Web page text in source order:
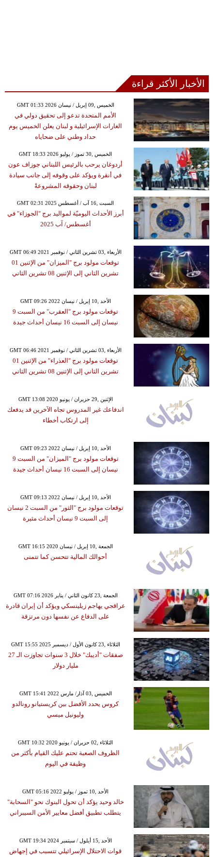
الأخبار الأكثر قراءة
GMT 01:33 2026 الخميس ,09 إبريل / نيسان
الأمم المتحدة تدعو إلى تحقيق دولي في
الغارات الإسرائيلية و لبنان يعلن الخميس يوم
حداد وطني على ضحاياه
GMT 18:33 2026 الخميس ,30 تموز / يوليو
أردوغان يرحب بالرئيس اللبناني جوزاف عون
في أنقرة ويؤكد على وقوفه إلى جانب سيادة
لبنان وحقوقه المشروعةً
GMT 02:31 2025 السبت ,16 آب / أغسطس
أبرز الأحداث اليوميّة لمواليد برج "الجوزاء" في
أغسطس/ آب 2025
GMT 06:49 2021 الأربعاء ,03 تشرين الثاني / نوفمبر
توقعات مولود برج "الميزان" من الإثنين 01
تشرين الثاني إلى الإثنين 08 تشرين الثاني
GMT 09:26 2022 الأحد ,10 إبريل / نيسان
توقعات مولود برج "العقرب" من السبت 9
نيسان إلى السبت 16 نيسان أحداث جيدة
GMT 06:46 2021 الأربعاء ,03 تشرين الثاني / نوفمبر
توقعات مولود برج "العذراء" من الإثنين 01
تشرين الثاني إلى الإثنين 08 تشرين الثاني
GMT 13:08 2020 الإثنين ,29 حزيران / يونيو
اندفاعك غير المدروس تجاه الآخرين قد يدفعك
إلى ارتكاب أخطاء
GMT 09:23 2022 الأحد ,10 إبريل / نيسان
توقعات مولود برج "الميزان" من السبت 9
نيسان إلى السبت 16 نيسان أحداث جيدة
GMT 09:13 2022 الأحد ,10 إبريل / نيسان
توقعات مولود برج "الثور" من السبت 2 نيسان
إلى السبت 9 نيسان أحداث مثيرة
GMT 16:15 2020 الجمعة ,10 إبريل / نيسان
أحوالك المالية تتحسن كما تتمنى
GMT 07:16 2026 الجمعة ,23 كانون الثاني / يناير
عراقجي يهاجم زيلينسكي ويؤكد أن إيران قادرة
على الدفاع عن نفسها دون مرتزقة
GMT 15:55 2025 الثلاثاء ,23 كانون الأول / ديسمبر
صفقات "أديبك" خلال 3 سنوات تجاوزت الـ 27
مليار دولار
GMT 15:41 2022 الخميس ,03 آذار/ مارس
كروس يحدد الأفضل بين كريستيانو رونالدو
وليونيل ميسي
GMT 10:32 2020 الثلاثاء ,02 حزيران / يونيو
الظروف الصعبة تحتم عليك القيام بأكثر من
وظيفة في اليوم
GMT 05:16 2022 الأحد ,10 تموز / يوليو
خالد وحيد يؤكد أن تحول البنوك نحو "السحابة"
يتطلب تطبيق أفضل معايير الأمن السيبراني
GMT 19:34 2024 الأحد ,15 أيلول / سبتمبر
قوات الاحتلال الإسرائيلي تتسبب في إجهاض